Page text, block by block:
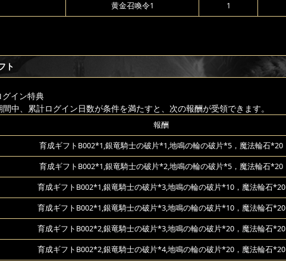
黄金召喚令1 1
ト
イン特典
中、累計ログイン日数が条件を満たすと、次の報酬が受領できます。
報酬
育成ギフトB002*1,銀竜騎士の破片*1,地鳴の輪の破片*5，魔法輪石*20
育成ギフトB002*1,銀竜騎士の破片*2,地鳴の輪の破片*5，魔法輪石*20
育成ギフトB002*1,銀竜騎士の破片*3,地鳴の輪の破片*10，魔法輪石*20
育成ギフトB002*1,銀竜騎士の破片*3,地鳴の輪の破片*10，魔法輪石*20
育成ギフトB002*2,銀竜騎士の破片*3,地鳴の輪の破片*20，魔法輪石*20
育成ギフトB002*2,銀竜騎士の破片*4,地鳴の輪の破片*20，魔法輪石*20